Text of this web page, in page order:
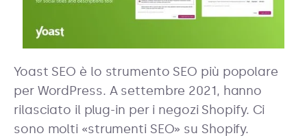
Yoast SEO è lo strumento SEO più popolare
per WordPress. A settembre 2021, hanno
rilasciato il plug-in per i negozi Shopify. Ci
sono molti «strumenti SEO» su Shopify.